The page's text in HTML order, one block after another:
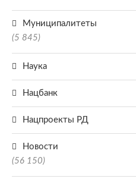
Муниципалитеты
(5 845)
Наука
Нацбанк
Нацпроекты РД
Новости
(56 150)